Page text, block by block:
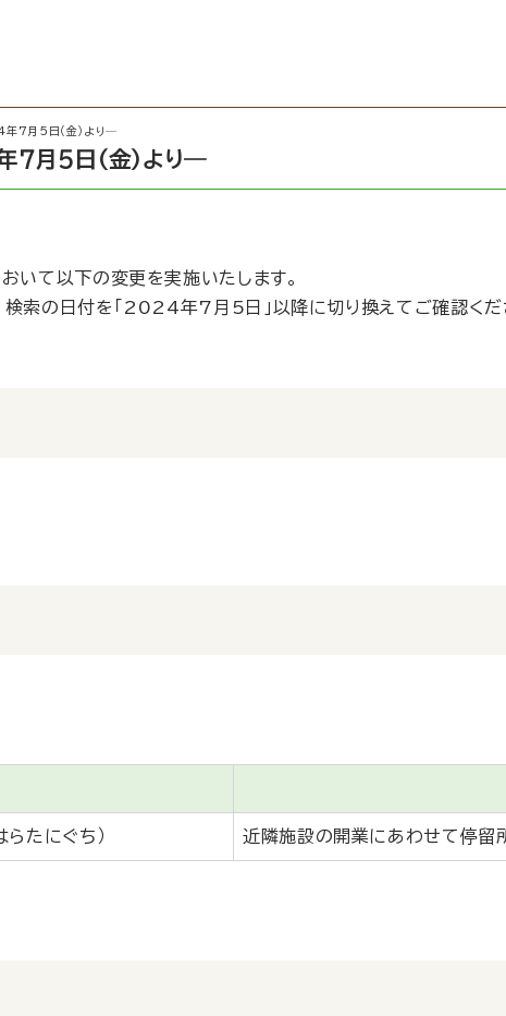
7月5日（金）より─
月5日（金）より─
いて以下の変更を実施いたします。
、検索の日付を「2024年7月5日」以降に切り換えてご確認くだ
らたにぐち） 近隣施設の開業にあわせて停留